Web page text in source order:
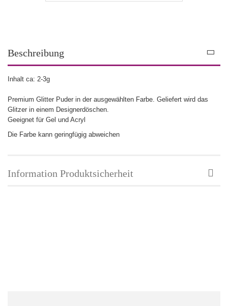
Beschreibung
Inhalt ca: 2-3g
Premium Glitter Puder in der ausgewählten Farbe. Geliefert wird das
Glitzer in einem Designerdöschen.
Geeignet für Gel und Acryl
Die Farbe kann geringfügig abweichen
Information Produktsicherheit